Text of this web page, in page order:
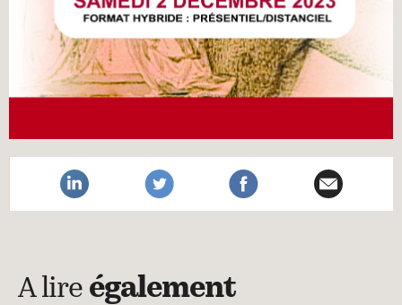
A lire également